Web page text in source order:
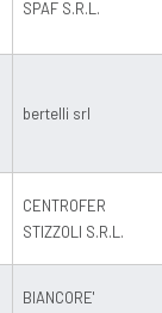
SPAF S.R.L.
bertelli srl
CENTROFER
STIZZOLI S.R.L.
BIANCORE'